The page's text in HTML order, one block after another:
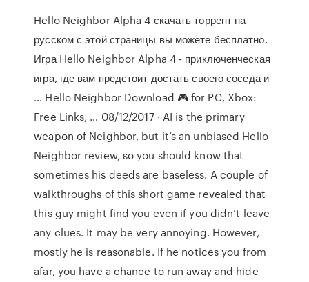
Hello Neighbor Alpha 4 скачать торрент на
русском с этой страницы вы можете бесплатно.
Игра Hello Neighbor Alpha 4 - приключенческая
игра, где вам предстоит достать своего соседа и
… Hello Neighbor Download 🎮 for PC, Xbox:
Free Links, … 08/12/2017 · AI is the primary
weapon of Neighbor, but it’s an unbiased Hello
Neighbor review, so you should know that
sometimes his deeds are baseless. A couple of
walkthroughs of this short game revealed that
this guy might find you even if you didn’t leave
any clues. It may be very annoying. However,
mostly he is reasonable. If he notices you from
afar, you have a chance to run away and hide